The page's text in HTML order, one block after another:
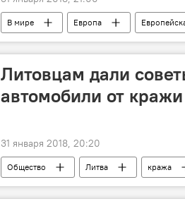
В мире Европа
Литовцам дали
автомобили от
31 января 2018, 20:20
Общество Литва кража